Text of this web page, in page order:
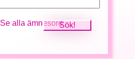
Se alla ämnesord